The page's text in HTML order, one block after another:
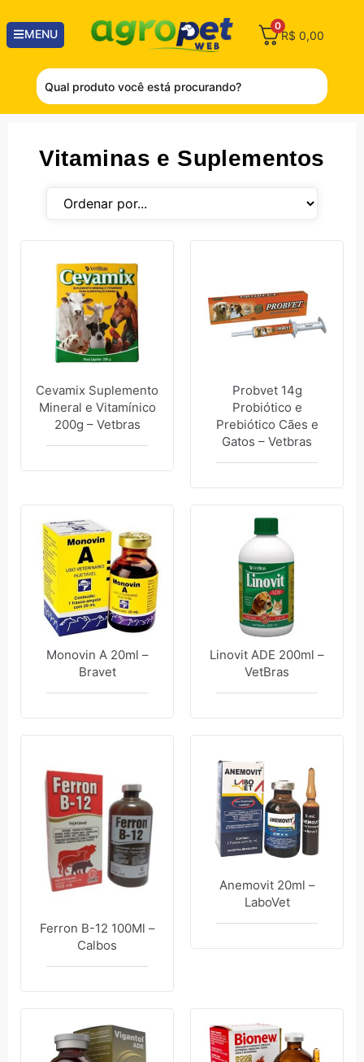
MENU
0
R$ 0,00
Vitaminas e Suplementos
Cevamix Suplemento
Mineral e Vitamínico
200g – Vetbras
Probvet 14g
Probiótico e
Prebiótico Cães e
Gatos – Vetbras
Monovin A 20ml –
Bravet
Linovit ADE 200ml –
VetBras
Ferron B-12 100Ml –
Calbos
Anemovit 20ml –
LaboVet